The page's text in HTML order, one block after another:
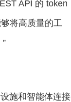
API 的 token
将高质量的工
施和智能体连接